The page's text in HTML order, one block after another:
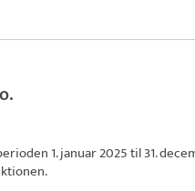
1. januar 2025 til 31.